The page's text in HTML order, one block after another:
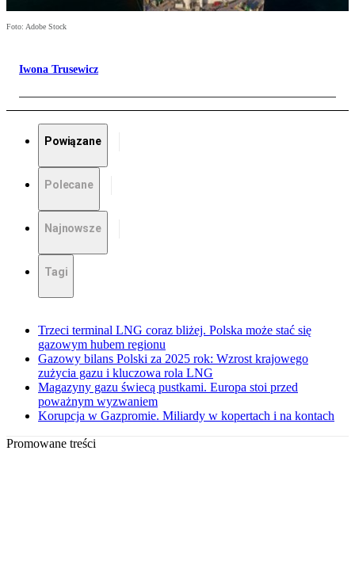
Foto: Adobe Stock
Iwona Trusewicz
Powiązane
Polecane
Najnowsze
Tagi
Trzeci terminal LNG coraz bliżej. Polska może stać się
gazowym hubem regionu
Gazowy bilans Polski za 2025 rok: Wzrost krajowego
zużycia gazu i kluczowa rola LNG
Magazyny gazu świecą pustkami. Europa stoi przed
poważnym wyzwaniem
Korupcja w Gazpromie. Miliardy w kopertach i na kontach
Promowane treści